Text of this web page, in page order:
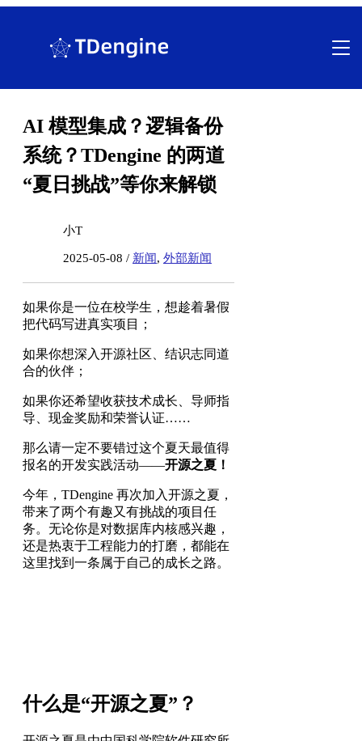
AI 模型集成？逻辑备份
系统？TDengine 的两道
“夏日挑战”等你来解锁
小T
2025-05-08 / 新闻, 外部新闻
如果你是一位在校学生，想趁着暑假
把代码写进真实项目；
如果你想深入开源社区、结识志同道
合的伙伴；
如果你还希望收获技术成长、导师指
导、现金奖励和荣誉认证……
那么请一定不要错过这个夏天最值得
报名的开发实践活动——开源之夏！
今年，TDengine 再次加入开源之夏，
带来了两个有趣又有挑战的项目任
务。无论你是对数据库内核感兴趣，
还是热衷于工程能力的打磨，都能在
这里找到一条属于自己的成长之路。
什么是“开源之夏”？